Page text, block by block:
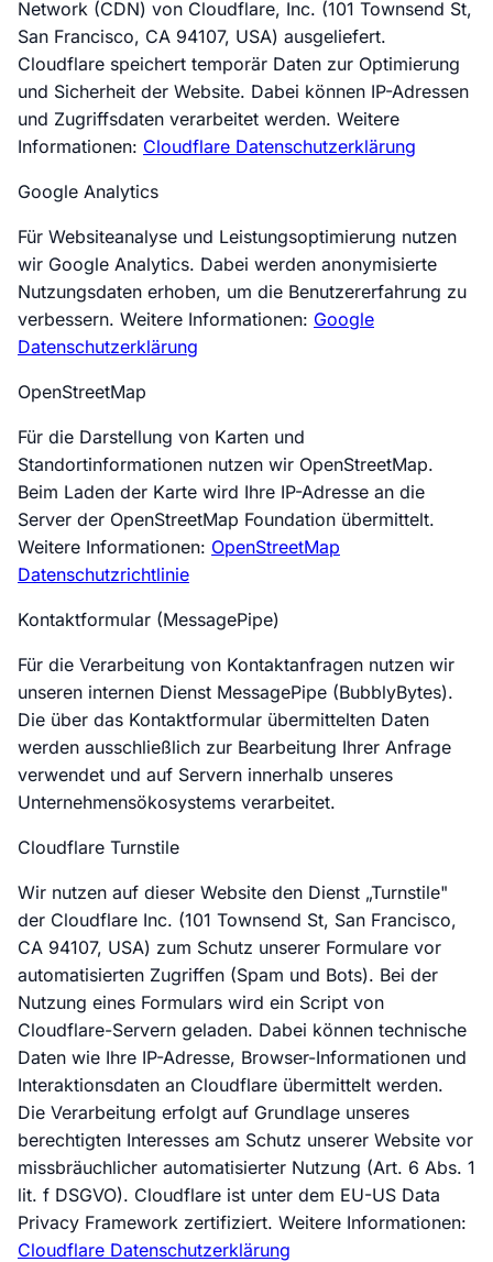
Network (CDN) von Cloudflare, Inc. (101 Townsend St,
San Francisco, CA 94107, USA) ausgeliefert.
Cloudflare speichert temporär Daten zur Optimierung
und Sicherheit der Website. Dabei können IP-Adressen
und Zugriffsdaten verarbeitet werden. Weitere
Informationen: Cloudflare Datenschutzerklärung
Google Analytics
Für Websiteanalyse und Leistungsoptimierung nutzen
wir Google Analytics. Dabei werden anonymisierte
Nutzungsdaten erhoben, um die Benutzererfahrung zu
verbessern. Weitere Informationen: Google
Datenschutzerklärung
OpenStreetMap
Für die Darstellung von Karten und
Standortinformationen nutzen wir OpenStreetMap.
Beim Laden der Karte wird Ihre IP-Adresse an die
Server der OpenStreetMap Foundation übermittelt.
Weitere Informationen: OpenStreetMap
Datenschutzrichtlinie
Kontaktformular (MessagePipe)
Für die Verarbeitung von Kontaktanfragen nutzen wir
unseren internen Dienst MessagePipe (BubblyBytes).
Die über das Kontaktformular übermittelten Daten
werden ausschließlich zur Bearbeitung Ihrer Anfrage
verwendet und auf Servern innerhalb unseres
Unternehmensökosystems verarbeitet.
Cloudflare Turnstile
Wir nutzen auf dieser Website den Dienst „Turnstile"
der Cloudflare Inc. (101 Townsend St, San Francisco,
CA 94107, USA) zum Schutz unserer Formulare vor
automatisierten Zugriffen (Spam und Bots). Bei der
Nutzung eines Formulars wird ein Script von
Cloudflare-Servern geladen. Dabei können technische
Daten wie Ihre IP-Adresse, Browser-Informationen und
Interaktionsdaten an Cloudflare übermittelt werden.
Die Verarbeitung erfolgt auf Grundlage unseres
berechtigten Interesses am Schutz unserer Website vor
missbräuchlicher automatisierter Nutzung (Art. 6 Abs. 1
lit. f DSGVO). Cloudflare ist unter dem EU-US Data
Privacy Framework zertifiziert. Weitere Informationen:
Cloudflare Datenschutzerklärung